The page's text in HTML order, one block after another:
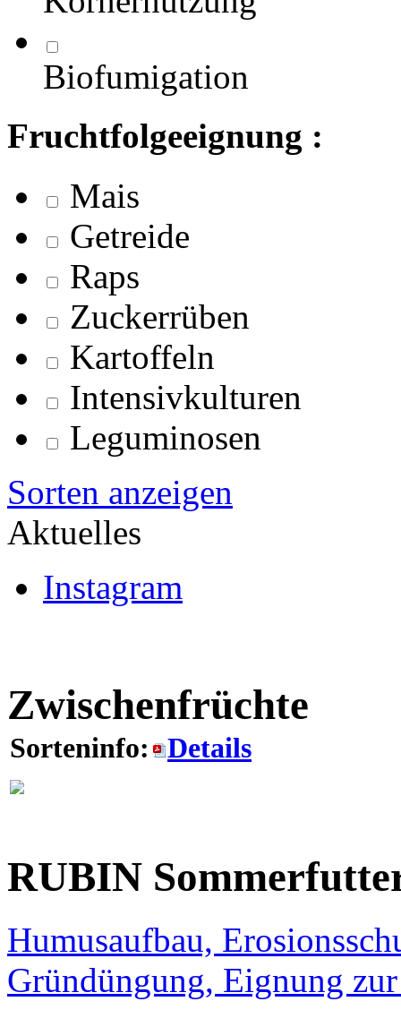
Biofumigation
Fruchtfolgeeignung :
Mais
Getreide
Raps
Zuckerrüben
Kartoffeln
Intensivkulturen
Leguminosen
Sorten anzeigen
Aktuelles
Instagram
Zwischenfrüchte
Sorteninfo: Details
RUBIN
Humusaufbau,
Gründüngung, Eignung